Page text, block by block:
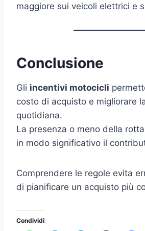
maggiore sui veicoli elettrici e
Conclusione
Gli incentivi motocicli
costo di acquisto e migliorare
quotidiana.
La presenza o meno della
in modo significativo il
Comprendere le regole evita
di pianificare un acquisto più
Condividi